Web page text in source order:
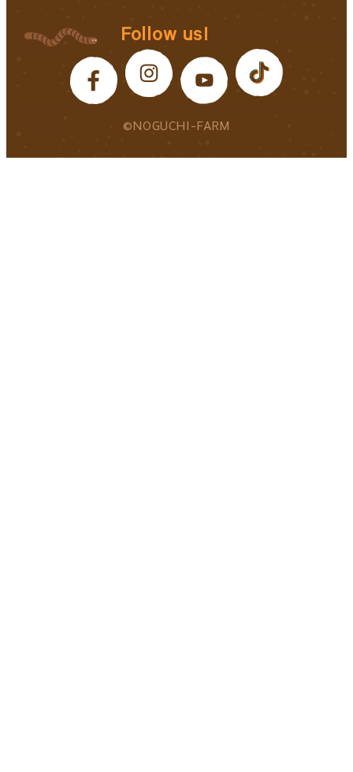
Follow us!
©NOGUCHI-FARM